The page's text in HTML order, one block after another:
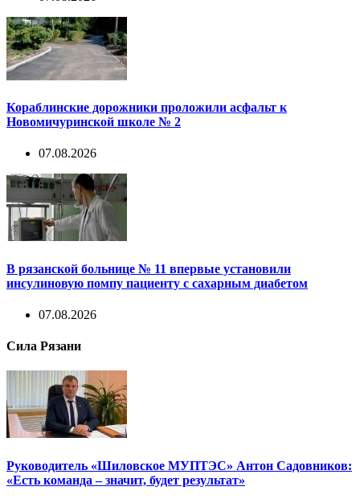
Кораблинские дорожники проложили асфальт к
Новомичуринской школе № 2
07.08.2026
В рязанской больнице № 11 впервые установили
инсулиновую помпу пациенту с сахарным диабетом
07.08.2026
Сила Рязани
Руководитель «Шиловское МУПТЭС» Антон Садовников:
«Есть команда – значит, будет результат»